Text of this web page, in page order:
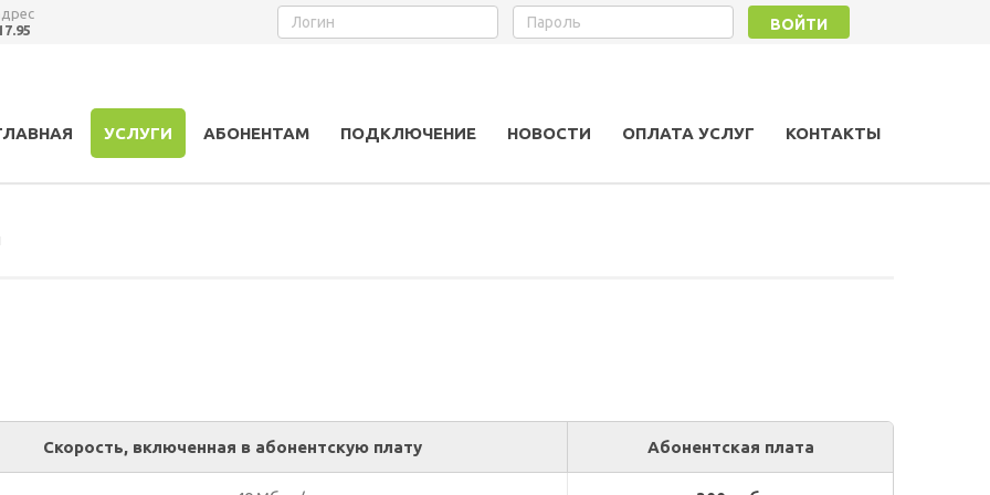
ВОЙТИ
УСЛУГИ АБОНЕНТАМ ПОДКЛЮЧЕНИЕ НОВОСТИ ОПЛАТА УСЛУГ КОНТАКТЫ
Скорость, включенная в абонентскую плату Абонентская плата